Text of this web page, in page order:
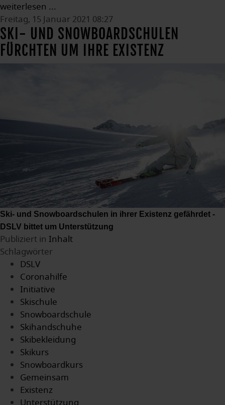
weiterlesen ...
Freitag, 15 Januar 2021 08:27
SKI- UND SNOWBOARDSCHULEN
FÜRCHTEN UM IHRE EXISTENZ
Ski- und Snowboardschulen in ihrer Existenz gefährdet -
DSLV bittet um Unterstützung
Publiziert in Inhalt
Schlagwörter
DSLV
Coronahilfe
Initiative
Skischule
Snowboardschule
Skihandschuhe
Skibekleidung
Skikurs
Snowboardkurs
Gemeinsam
Existenz
Unterstützung